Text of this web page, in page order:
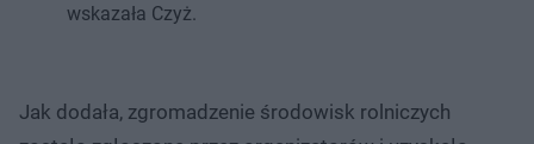
wskazała Czyż.
Jak dodała, zgromadzenie środowisk rolniczych